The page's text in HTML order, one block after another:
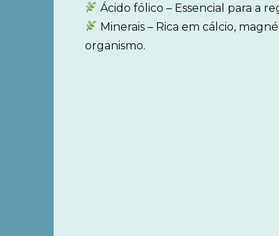
Ácido fólico – Essencial para a
Minerais – Rica em cálcio,
organismo.